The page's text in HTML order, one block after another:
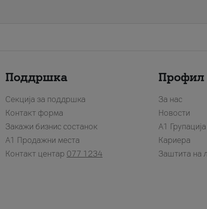
Поддршка
Секција за поддршка
Контакт форма
Закажи бизнис состанок
A1 Продажни места
Контакт центар 077 1234
Профил
За нас
Новости
А1 Групација
Кариера
Заштита на